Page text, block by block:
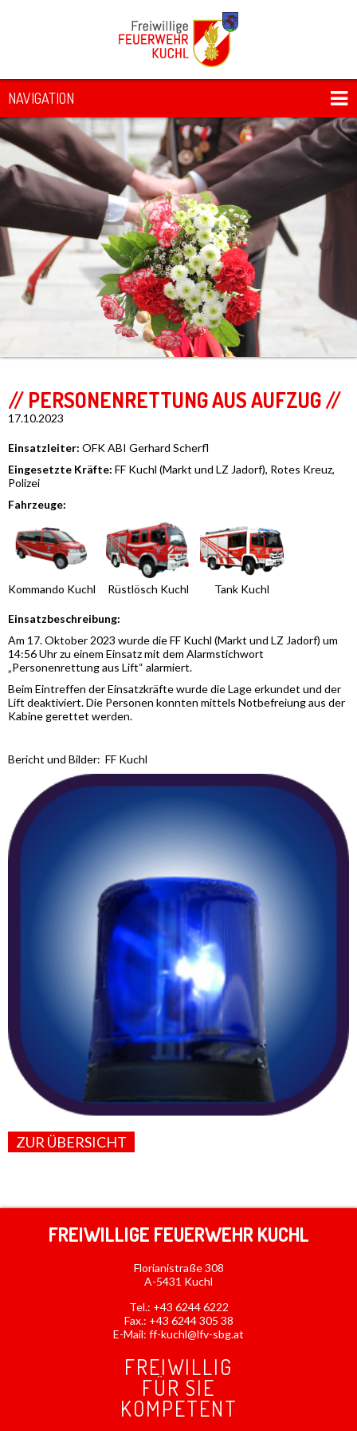
NAVIGATION
// PERSONENRETTUNG AUS AUFZUG //
17.10.2023
Einsatzleiter: OFK ABI Gerhard Scherfl
Eingesetzte Kräfte: FF Kuchl (Markt und LZ Jadorf), Rotes Kreuz,
Polizei
Fahrzeuge:
Kommando Kuchl Rüstlösch Kuchl Tank Kuchl
Einsatzbeschreibung:
Am 17. Oktober 2023 wurde die FF Kuchl (Markt und LZ Jadorf) um
14:56 Uhr zu einem Einsatz mit dem Alarmstichwort
„Personenrettung aus Lift“ alarmiert.
Beim Eintreffen der Einsatzkräfte wurde die Lage erkundet und der
Lift deaktiviert. Die Personen konnten mittels Notbefreiung aus der
Kabine gerettet werden.
Bericht und Bilder: FF Kuchl
ZUR ÜBERSICHT
FREIWILLIGE FEUERWEHR KUCHL
Florianistraße 308
A-5431 Kuchl
Tel.: +43 6244 6222
Fax.: +43 6244 305 38
E-Mail: ff-kuchl@lfv-sbg.at
FREIWILLIG
FÜR SIE
KOMPETENT